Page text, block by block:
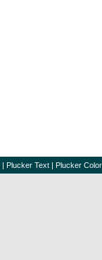
| Plucker Text | Plucker Color